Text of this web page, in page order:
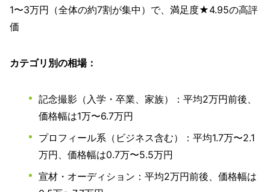
1〜3万円（全体の約7割が集中）で、満足度★4.95の高評
価
カテゴリ別の相場：
記念撮影（入学・卒業、家族）：平均2万円前後、
価格幅は1万〜6.7万円
プロフィール系（ビジネス含む）：平均1.7万〜2.1
万円、価格幅は0.7万〜5.5万円
宣材・オーディション：平均2万円前後、価格幅は